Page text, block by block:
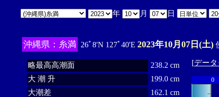
年 月 日
沖縄県：糸満 26ﾟ8'N 127ﾟ40'E 2023年10月07日(土)
略最高高潮面
238.2 cm
大 潮 升
199.0 cm
大潮差
162.1 cm
[デー
0